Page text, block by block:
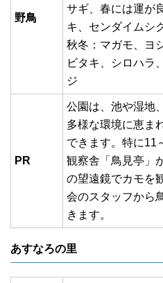
野鳥
サギ、春には運が
キ、センダイムシ
秋冬：マガモ、ヨ
ビタキ、シロハラ
ジ
PR
公園は、池や湿地
多様な環境に恵ま
できます。特に11
観察舎「鳥見亭」
の望遠鏡でカモを
会のスタッフから
きます。
あすなろの里